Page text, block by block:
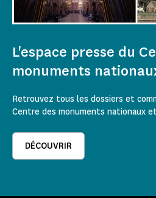
L'espace presse du
monuments
Retrouvez tous les dossiers et
Centre des monuments nationaux
DÉCOUVRIR